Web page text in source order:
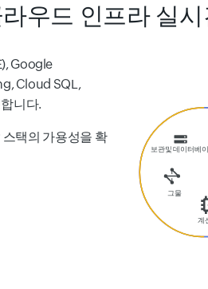
우드 인프라 실
Google
Cloud SQL,
니다.
택의 가용성을 확